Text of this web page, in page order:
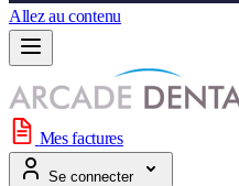
Allez au contenu
Mes factures
Se connecter